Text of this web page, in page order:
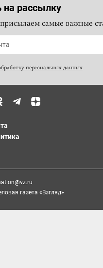
рассылку
самые важные
персональных данных
газета «Взгляд»